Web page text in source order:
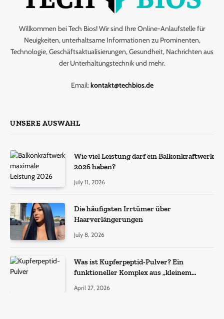
Willkommen bei Tech Bios! Wir sind Ihre Online-Anlaufstelle für
Neuigkeiten, unterhaltsame Informationen zu Prominenten,
Technologie, Geschäftsaktualisierungen, Gesundheit, Nachrichten aus
der Unterhaltungstechnik und mehr.
Email:kontakt@techbios.de
UNSERE AUSWAHL
Wie viel Leistung darf ein Balkonkraftwerk
2026 haben?
July 11, 2026
Die häufigsten Irrtümer über
Haarverlängerungen
July 8, 2026
Was ist Kupferpeptid-Pulver? Ein
funktioneller Komplex aus „kleinem
April 27, 2026